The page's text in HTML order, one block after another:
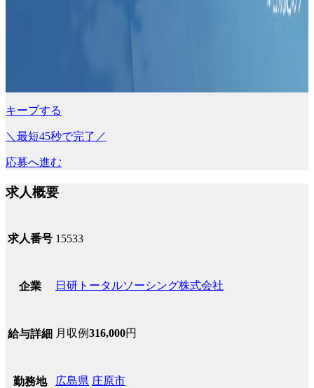
キープする
＼最短45秒で完了／
応募へ進む
求人概要
求人番号 15533
企業 日研トータルソーシング株式会社
給与詳細 月収例316,000円
勤務地 広島県 庄原市